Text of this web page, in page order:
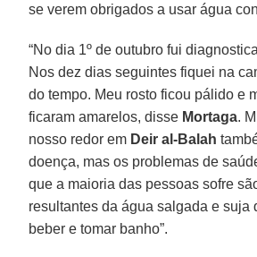
se verem obrigados a usar água
“No dia 1º de outubro fui
Nos dez dias seguintes fiquei na
do tempo. Meu rosto ficou pálido e
ficaram amarelos, disse Mortaga.
nosso redor em Deir al-Balah
doença, mas os problemas de
que a maioria das pessoas sofre
resultantes da água salgada e suja
beber e tomar banho”.